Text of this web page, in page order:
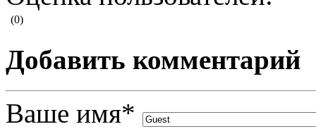
(0)
Добавить комментарий
Ваше имя*